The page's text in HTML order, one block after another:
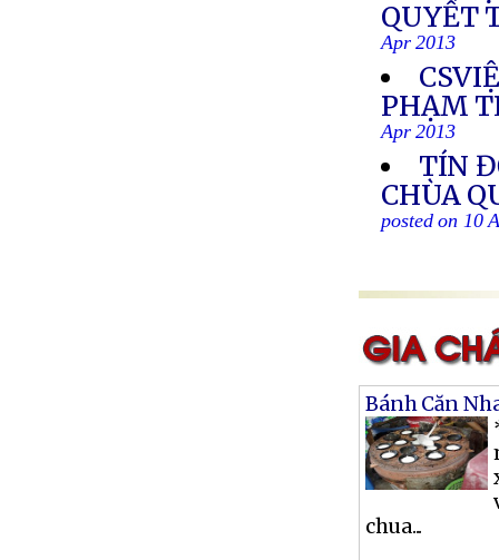
QUYẾT
Apr 2013
PHẠM
Apr 2013
TÍN
CHÙA
posted on 10
Bánh Căn
chua...